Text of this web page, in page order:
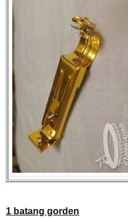
1 batang gorden